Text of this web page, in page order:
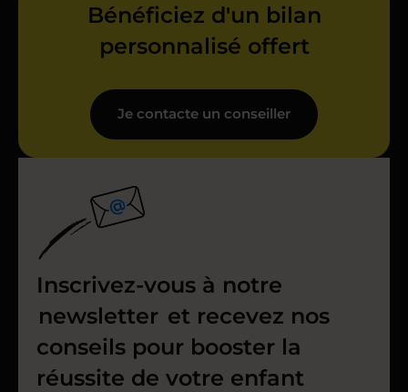
Bénéficiez d'un bilan
personnalisé offert
Je contacte un conseiller
Inscrivez-vous à notre
newsletter et recevez nos
conseils pour booster la
réussite de votre enfant